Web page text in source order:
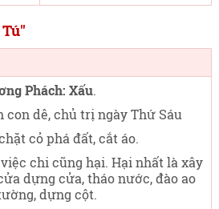
Phách: Xấu.
con dê, chủ trị ngày Thứ Sáu
cỏ phá đất, cắt áo.
chi cũng hại. Hại nhất là xây
dựng cửa, tháo nước, đào ao
dựng cột.